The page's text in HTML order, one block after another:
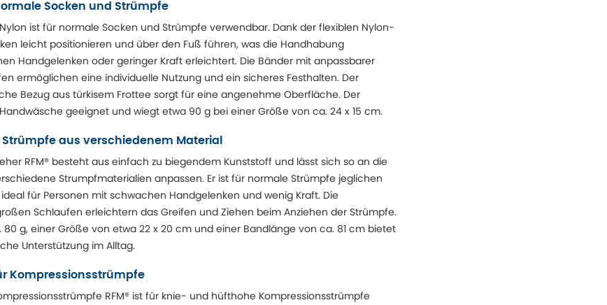
Socken und Strümpfe
Nylon ist für normale Socken und Strümpfe verwendbar. Dank der flexiblen Nylon-
leicht positionieren und über den Fuß führen, was die Handhabung
Handgelenken oder geringer Kraft erleichtert. Die Bänder mit anpassbarer
ermöglichen eine individuelle Nutzung und ein sicheres Festhalten. Der
Bezug aus türkisem Frottee sorgt für eine angenehme Oberfläche. Der
geeignet und wiegt etwa 90 g bei einer Größe von ca. 24 x 15 cm.
Strümpfe aus verschiedenem Material
RFM® besteht aus einfach zu biegendem Kunststoff und lässt sich so an die
Strumpfmaterialien anpassen. Er ist für normale Strümpfe jeglichen
für Personen mit schwachen Handgelenken und wenig Kraft. Die
Schlaufen erleichtern das Greifen und Ziehen beim Anziehen der Strümpfe.
g, einer Größe von etwa 22 x 20 cm und einer Bandlänge von ca. 81 cm bietet
Unterstützung im Alltag.
Kompressionsstrümpfe
RFM® ist für knie- und hüfthohe Kompressionsstrümpfe